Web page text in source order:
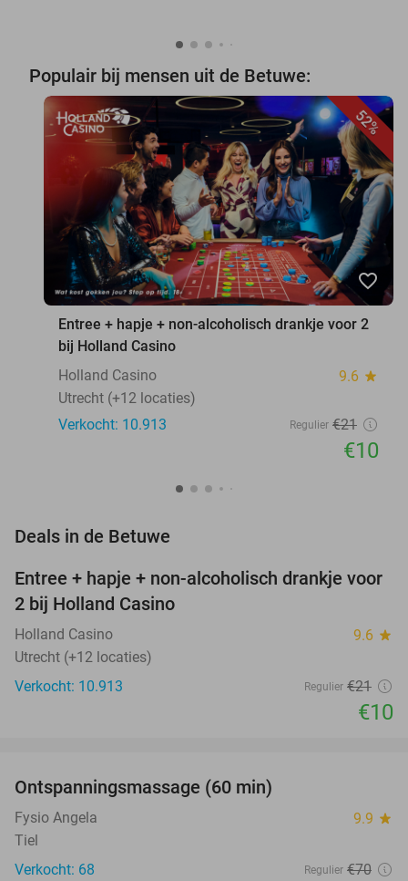
Populair bij mensen uit de Betuwe:
52%
favorite_border
Entree + hapje + non-alcoholisch drankje voor 2
bij Holland Casino
Holland Casino
9.6 star
Utrecht (+12 locaties)
Verkocht: 10.913
Regulier €21
€10
Deals in de Betuwe
52%
Entree + hapje + non-alcoholisch drankje voor
2 bij Holland Casino
Holland Casino 9.6 star
Utrecht (+12 locaties)
Verkocht: 10.913
Regulier €21
€10
Ontspanningsmassage (60 min)
Fysio Angela 9.9 star
Tiel
Verkocht: 68
Regulier €70